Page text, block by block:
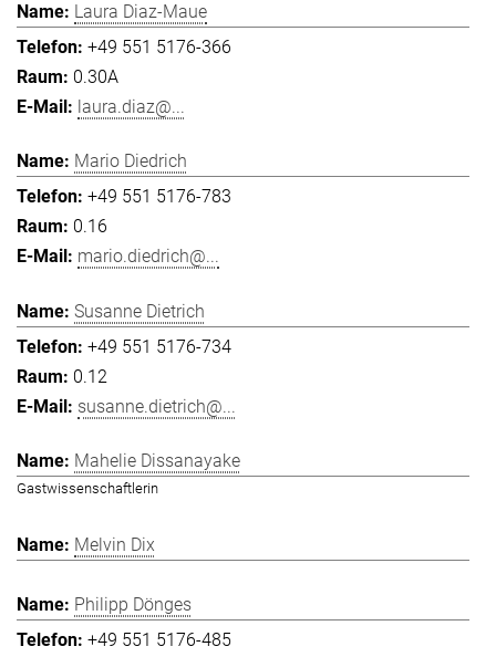
Laura Diaz-Maue
+49 551 5176-366
0.30A
laura.diaz@...
Mario Diedrich
+49 551 5176-783
0.16
mario.diedrich@...
Susanne Dietrich
+49 551 5176-734
0.12
susanne.dietrich@...
Mahelie Dissanayake
Gastwissenschaftlerin
Melvin Dix
Philipp Dönges
+49 551 5176-485